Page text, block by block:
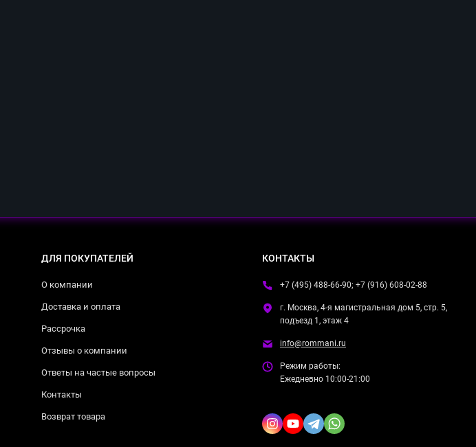
ДЛЯ ПОКУПАТЕЛЕЙ
О компании
Доставка и оплата
Рассрочка
Отзывы о компании
Ответы на частые вопросы
Контакты
Возврат товара
КОНТАКТЫ
+7 (495) 488-66-90; +7 (916) 608-02-88
г. Москва, 4-я магистральная дом 5, стр. 5,
подъезд 1, этаж 4
info@rommani.ru
Режим работы:
Ежедневно 10:00-21:00